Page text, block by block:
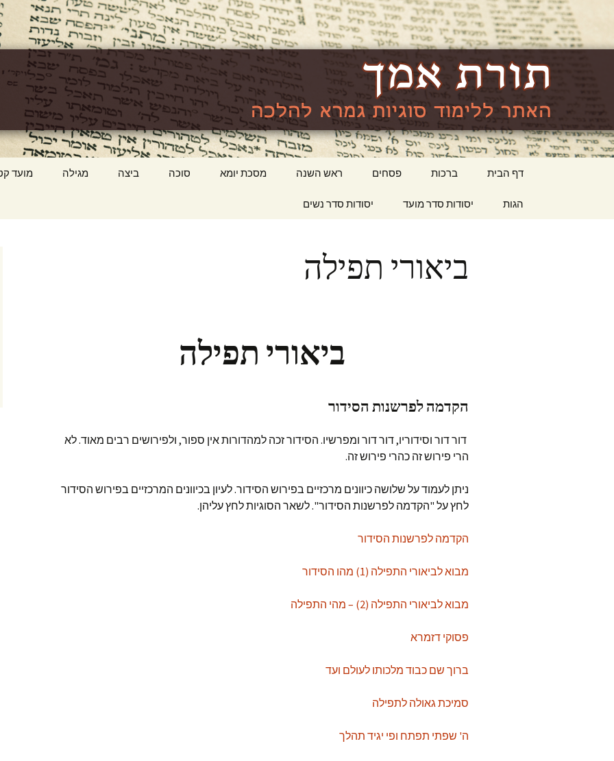
www.toralishma.org
האתר ללימוד סוגיות גמרא להלכה
לתוכן
דף הבית ברכות פסחים ראש השנה מסכת יומא סוכה ביצה מגילה מועד
הגות יסודות סדר מועד יסודות סדר נשים
ביאורי תפילה
ביאורי תפילה
הקדמה לפרשנות הסידור
דור דור וסידוריו, דור דור ומפרשיו. הסידור זכה למהדורות אין ספור, ולפירושים רבים מאוד. לא
הרי פירוש זה כהרי פירוש זה.
ניתן לעמוד על שלושה כיוונים מרכזיים בפירוש הסידור. לעיון בכיוונים המרכזיים בפירוש הסידור
לחץ על "הקדמה לפרשנות הסידור". לשאר הסוגיות לחץ עליהן.
הקדמה לפרשנות הסידור
מבוא לביאורי התפילה (1) מהו הסידור
מבוא לביאורי התפילה (2) – מהי התפילה
פסוקי דזמרא
ברוך שם כבוד מלכותו לעולם ועד
סמיכת גאולה לתפילה
ה' שפתי תפתח ופי יגיד תהלך